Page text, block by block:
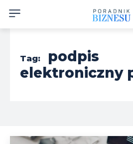
Tag:
podpis
elektroniczny